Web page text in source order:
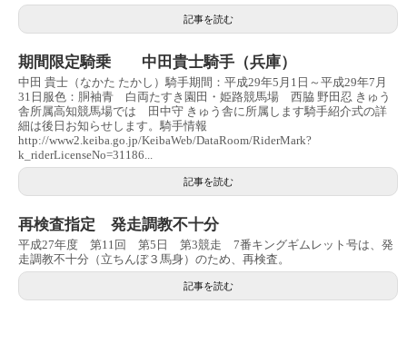
記事を読む
期間限定騎乗 中田貴士騎手（兵庫）
中田 貴士（なかた たかし）騎手期間：平成29年5月1日～平成29年7月
31日服色：胴袖青 白両たすき園田・姫路競馬場 西脇 野田忍 きゅう
舎所属高知競馬場では 田中守 きゅう舎に所属します騎手紹介式の詳
細は後日お知らせします。騎手情報
http://www2.keiba.go.jp/KeibaWeb/DataRoom/RiderMark?
k_riderLicenseNo=31186...
記事を読む
再検査指定 発走調教不十分
平成27年度 第11回 第5日 第3競走 7番キングギムレット号は、発
走調教不十分（立ちんぼ３馬身）のため、再検査。
記事を読む